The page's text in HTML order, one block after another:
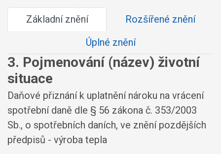
Základní znění
Rozšířené znění
Úplné znění
3. Pojmenování (název) životní
situace
Daňové přiznání k uplatnění nároku na vrácení
spotřební daně dle § 56 zákona č. 353/2003
Sb., o spotřebních daních, ve znění pozdějších
předpisů - výroba tepla